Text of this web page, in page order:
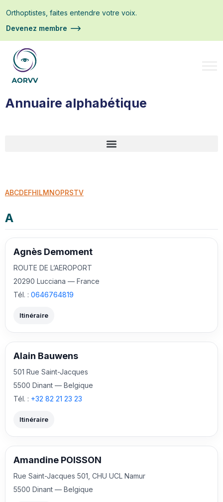
Orthoptistes, faites entendre votre voix.
Devenez membre
Annuaire alphabétique
ABCDEFHILMNOPRSTV
A
Agnès Demoment
ROUTE DE L’AEROPORT
20290 Lucciana — France
Tél. : 0646764819
Itinéraire
Alain Bauwens
501 Rue Saint-Jacques
5500 Dinant — Belgique
Tél. : +32 82 21 23 23
Itinéraire
Amandine POISSON
Rue Saint-Jacques 501, CHU UCL Namur
5500 Dinant — Belgique